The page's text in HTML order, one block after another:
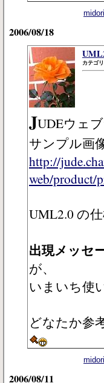
2006/08/18
カテゴ
JUDEウェ
サンプル画
http://
web/product/
UML2.0 の
出現メッセ
が、
いまいち使
どなたか参
2006/08/11